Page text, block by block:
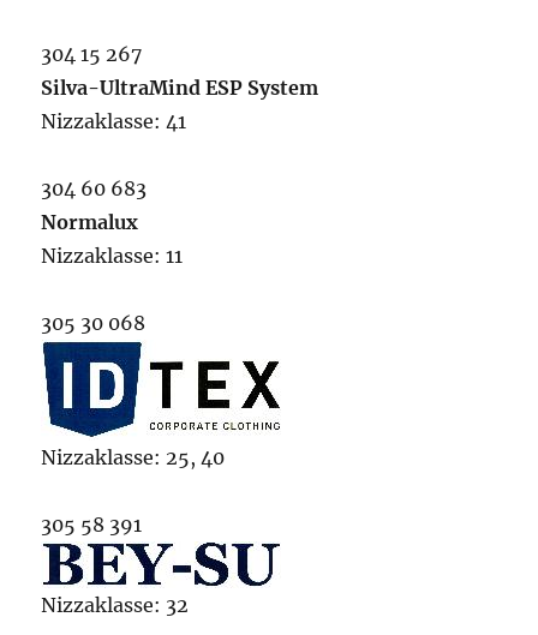
304 15 267
Silva-UltraMind ESP System
Nizzaklasse: 41
304 60 683
Normalux
Nizzaklasse: 11
305 30 068
Nizzaklasse: 25, 40
305 58 391
Nizzaklasse: 32